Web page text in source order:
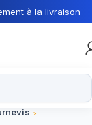
à la livraison